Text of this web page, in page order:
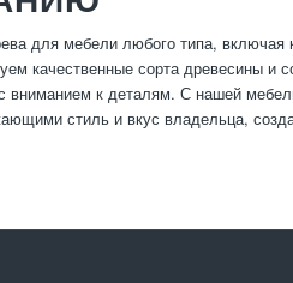
для мебели любого типа,
качественные сорта древесины и
вниманием к деталям. С нашей
стиль и вкус владельца,